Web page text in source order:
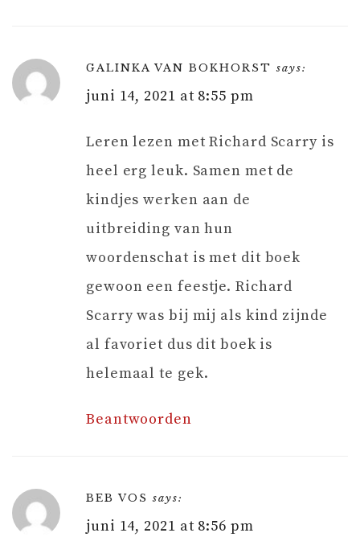
GALINKA VAN BOKHORST says:
juni 14, 2021 at 8:55 pm
Leren lezen met Richard Scarry is
heel erg leuk. Samen met de
kindjes werken aan de
uitbreiding van hun
woordenschat is met dit boek
gewoon een feestje. Richard
Scarry was bij mij als kind zijnde
al favoriet dus dit boek is
helemaal te gek.
Beantwoorden
BEB VOS says:
juni 14, 2021 at 8:56 pm